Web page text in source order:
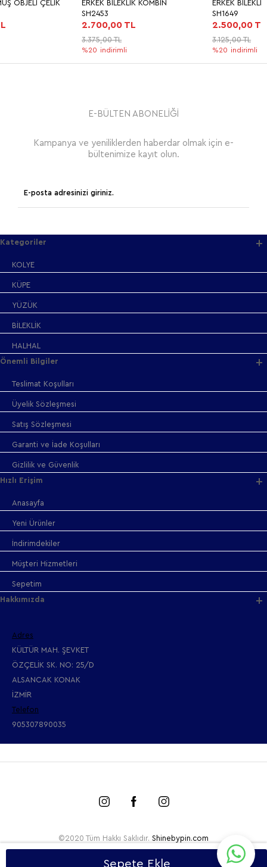
Sepete Ekle
ERKEK BİLEKLİK KOMBİN
ERKEK BİLEKLİK KOMBİN
E-BÜLTEN ABONELİĞİ
Kampanya ve yeniliklerden haberdar olmak için e-
bültenimize kayıt olun.
Kategoriler
KOLYE
KÜPE
YÜZÜK
BİLEKLİK
HALHAL
Önemli Bilgiler
Teslimat Koşulları
Üyelik Sözleşmesi
Satış Sözleşmesi
Garanti ve İade Koşulları
Gizlilik ve Güvenlik
Hızlı Erişim
Anasayfa
Yeni Ürünler
İndirimdekiler
Müşteri Hizmetleri
Sepetim
Hakkımızda
Adres
KÜLTÜR MAH. ŞEVKET
ÖZÇELİK SK. NO: 25/D
ALSANCAK KONAK
İZMİR
Telefon
905307890035
©2020 Tüm Hakkı Saklıdır. Shinebypin.com